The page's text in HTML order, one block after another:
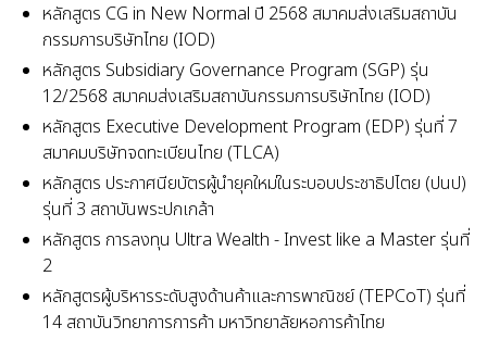
หลักสูตร CG in New Normal ปี 2568 สมาคมส่งเสริมสถาบัน
กรรมการบริษัทไทย (IOD)
หลักสูตร Subsidiary Governance Program (SGP) รุ่น
12/2568 สมาคมส่งเสริมสถาบันกรรมการบริษัทไทย (IOD)
หลักสูตร Executive Development Program (EDP) รุ่นที่ 7
สมาคมบริษัทจดทะเบียนไทย (TLCA)
หลักสูตร ประกาศนียบัตรผู้นำยุคใหม่ในระบอบประชาธิปไตย (ปนป)
รุ่นที่ 3 สถาบันพระปกเกล้า
หลักสูตร การลงทุน Ultra Wealth - Invest like a Master รุ่นที่
2
หลักสูตรผู้บริหารระดับสูงด้านค้าและการพาณิชย์ (TEPCoT) รุ่นที่
14 สถาบันวิทยาการการค้า มหาวิทยาลัยหอการค้าไทย